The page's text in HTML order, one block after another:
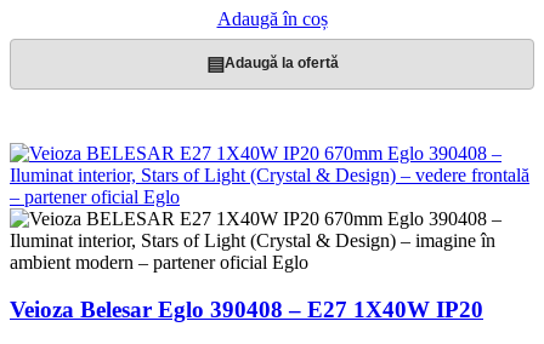
Adaugă în coș
▤Adaugă la ofertă
Veioza Belesar Eglo 390408 – E27 1X40W IP20